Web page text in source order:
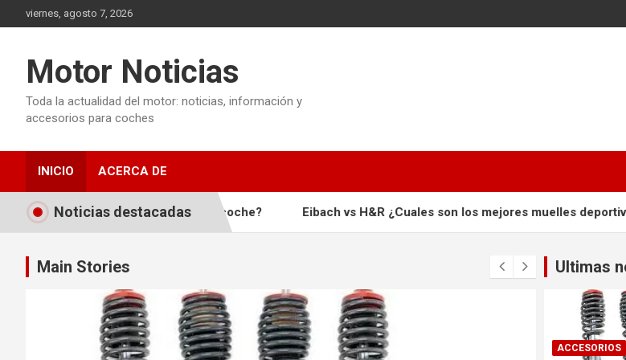
al
viernes, agosto 7, 2026
Motor Noticias
Toda la actualidad del motor: noticias, información y
accesorios para coches
INICIO ACERCA DE
Noticias destacadas
una suspensión del coche? Eibach vs H&R ¿Cuales son los mejores muelles deportivos para
Main Stories Ultimas
ACCESORIOS